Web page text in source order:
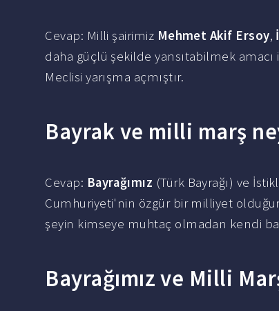
Cevap: Milli şairimiz Mehmet Akif Ersoy,
daha güçlü şekilde yansıtabilmek amacı
Meclisi yarışma açmıştır.
Bayrak ve milli marş
Cevap: Bayrağımız (Türk Bayrağı) ve
Cumhuriyeti'nin özgür bir milliyet
şeyin kimseye muhtaç olmadan kendi
Bayrağımız ve Milli